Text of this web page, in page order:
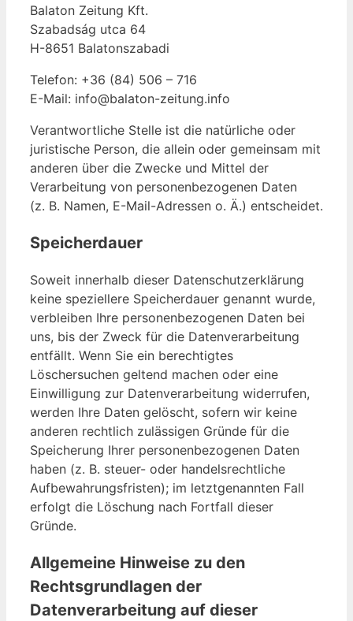
Balaton Zeitung Kft.
Szabadság utca 64
H-8651 Balatonszabadi
Telefon: +36 (84) 506 – 716
E-Mail: info@balaton-zeitung.info
Verantwortliche Stelle ist die natürliche oder
juristische Person, die allein oder gemeinsam mit
anderen über die Zwecke und Mittel der
Verarbeitung von personenbezogenen Daten
(z. B. Namen, E-Mail-Adressen o. Ä.) entscheidet.
Speicherdauer
Soweit innerhalb dieser Datenschutzerklärung
keine speziellere Speicherdauer genannt wurde,
verbleiben Ihre personenbezogenen Daten bei
uns, bis der Zweck für die Datenverarbeitung
entfällt. Wenn Sie ein berechtigtes
Löschersuchen geltend machen oder eine
Einwilligung zur Datenverarbeitung widerrufen,
werden Ihre Daten gelöscht, sofern wir keine
anderen rechtlich zulässigen Gründe für die
Speicherung Ihrer personenbezogenen Daten
haben (z. B. steuer- oder handelsrechtliche
Aufbewahrungsfristen); im letztgenannten Fall
erfolgt die Löschung nach Fortfall dieser
Gründe.
Allgemeine Hinweise zu den
Rechtsgrundlagen der
Datenverarbeitung auf dieser